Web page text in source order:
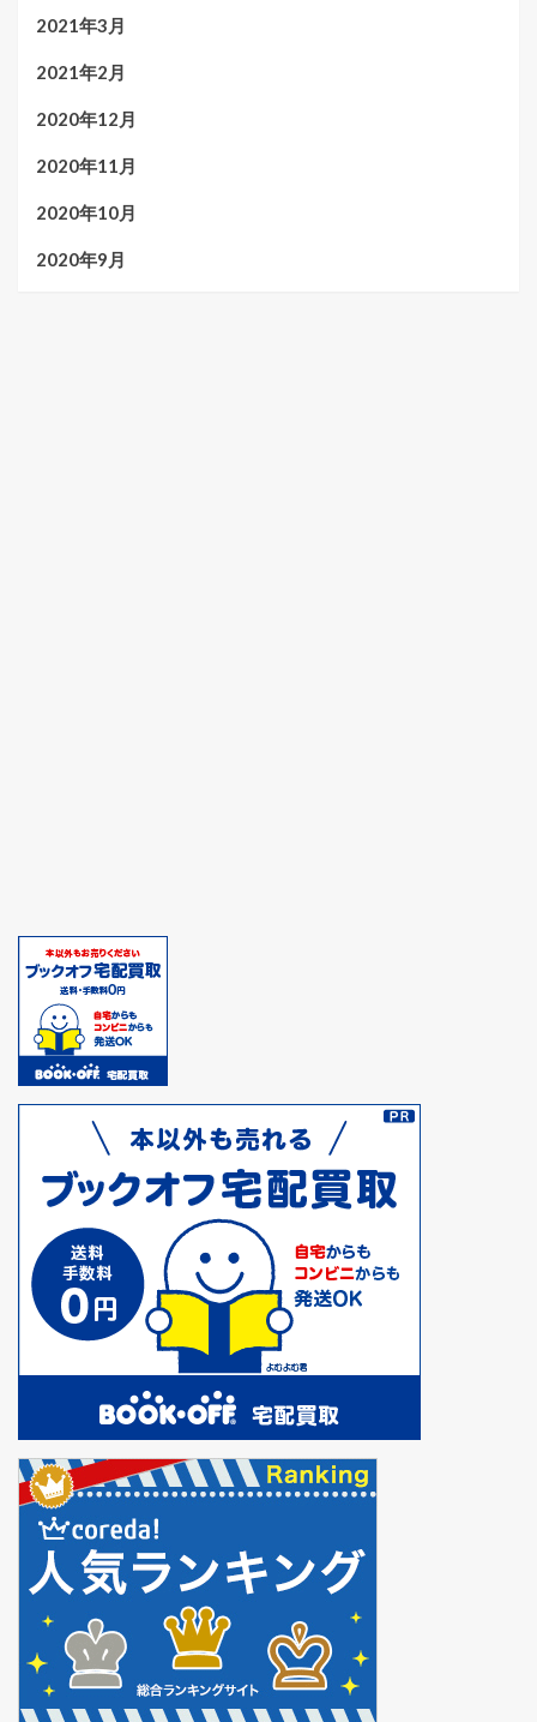
2021年3月
2021年2月
2020年12月
2020年11月
2020年10月
2020年9月